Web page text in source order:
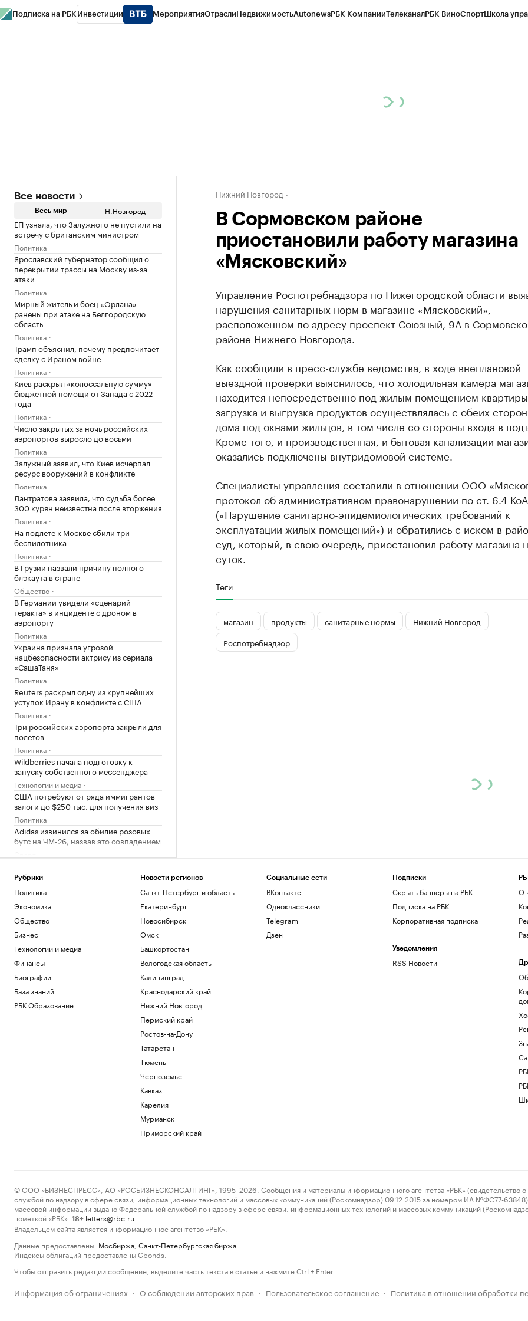
Подписка на РБК Инвестиции МероприятияОтраслиНедвижимостьAutonewsРБК КомпанииТелеканалРБК ВиноСпортШкола
Все новости
Весь мир Н.Новгород
ЕП узнала, что Залужного не пустили на
встречу с британским министром
Политика
Ярославский губернатор сообщил о
перекрытии трассы на Москву из-за
атаки
Политика
Мирный житель и боец «Орлана»
ранены при атаке на Белгородскую
область
Политика
Трамп объяснил, почему предпочитает
сделку с Ираном войне
Политика
Киев раскрыл «колоссальную сумму»
бюджетной помощи от Запада с 2022
года
Политика
Число закрытых за ночь российских
аэропортов выросло до восьми
Политика
Залужный заявил, что Киев исчерпал
ресурс вооружений в конфликте
Политика
Лантратова заявила, что судьба более
300 курян неизвестна после вторжения
Политика
На подлете к Москве сбили три
беспилотника
Политика
В Грузии назвали причину полного
блэкаута в стране
Общество
В Германии увидели «сценарий
теракта» в инциденте с дроном в
аэропорту
Политика
Украина признала угрозой
нацбезопасности актрису из сериала
«СашаТаня»
Политика
Reuters раскрыл одну из крупнейших
уступок Ирану в конфликте с США
Политика
Три российских аэропорта закрыли для
полетов
Политика
Wildberries начала подготовку к
запуску собственного мессенджера
Технологии и медиа
США потребуют от ряда иммигрантов
залоги до $250 тыс. для получения виз
Политика
Adidas извинился за обилие розовых
бутс на ЧМ-26, назвав это совпадением
после удара локтем в матче Кубка
Спорт
Росстандарт запретил продажу
некоторых грузовиков Dongfeng и
Zoomlion
Затраты на строительство ТЭС для
БАМа и Сухого Лога выросли на треть
Бизнес
Нижний Новгород
В Сормовском районе
приостановили работу магазина
«Мясковский»
Управление Роспотребнадзора по Нижегородской области
нарушения санитарных норм в магазине «Мясковский»,
расположенном по адресу проспект Союзный, 9А в
районе Нижнего Новгорода.
Как сообщили в пресс-службе ведомства, в ходе внеплановой
выездной проверки выяснилось, что холодильная камера
находится непосредственно под жилым помещением
загрузка и выгрузка продуктов осуществлялась с обеих
дома под окнами жильцов, в том числе со стороны входа в
Кроме того, и производственная, и бытовая канализации
оказались подключены внутридомовой системе.
Специалисты управления составили в отношении ООО
протокол об административном правонарушении по ст. 6.4
(«Нарушение санитарно-эпидемиологических требований к
эксплуатации жилых помещений») и обратились с иском в
суд, который, в свою очередь, приостановил работу магазина
суток.
Теги
магазин продукты санитарные нормы
Нижний Новгород
Роспотребнадзор
Рубрики
Политика
Экономика
Общество
Бизнес
Технологии и медиа
Финансы
Биографии
База знаний
РБК Образование
Новости регионов
Санкт-Петербург и область
Екатеринбург
Новосибирск
Омск
Башкортостан
Вологодская область
Калининград
Краснодарский край
Нижний Новгород
Пермский край
Ростов-на-Дону
Татарстан
Тюмень
Черноземье
Кавказ
Карелия
Мурманск
Приморский край
Социальные сети
ВКонтакте
Одноклассники
Telegram
Дзен
Подписки
Скрыть баннеры на РБК
Подписка на РБК
Корпоративная подписка
Уведомления
RSS Новости
О
© ООО «БИЗНЕСПРЕСС», АО «РОСБИЗНЕСКОНСАЛТИНГ», 1995–2026. Сообщения и материалы информационного агентства «РБК» (свидетельство о
службой по надзору в сфере связи, информационных технологий и массовых коммуникаций (Роскомнадзор) 09.12.2015 за номером ИА №ФС77-63848)
массовой информации выдано Федеральной службой по надзору в сфере связи, информационных технологий и массовых коммуникаций
пометкой «РБК».
18+ letters@rbc.ru
Владельцем сайта является информационное агентство «РБК».
Данные предоставлены: Мосбиржа Санкт-Петербургская биржа
Индексы облигаций предоставлены Cbonds.
Чтобы отправить редакции сообщение, выделите часть текста в статье и нажмите Ctrl + Enter
Информация об ограничениях · О соблюдении авторских прав · Пользовательское соглашение · Политика в отношении обработки